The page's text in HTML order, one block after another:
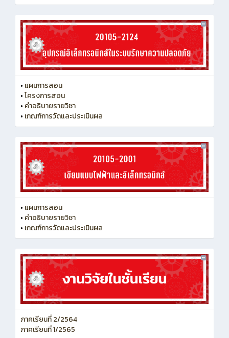
• แผนการสอน
•โครงการสอน
• คำอธิบายรายวิชา
• เกณฑ์การวัดและประเมินผล
• แผนการสอน
• คำอธิบายรายวิชา
• เกณฑ์การวัดและประเมินผล
ภาคเรียนที่ 2/2564
ภาคเรียนที่ 1/2565